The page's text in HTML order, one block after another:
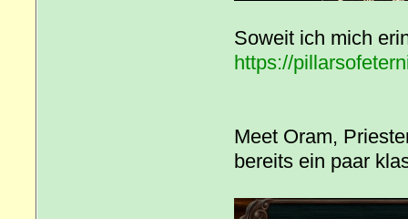
Soweit ich mich
https://
Meet Oram,
bereits ein paar